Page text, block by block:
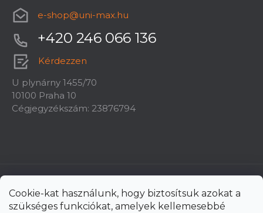
Cookie-kat használunk, hogy biztosítsuk azokat a
szükséges funkciókat, amelyek kellemesebbé
e-shop@uni-max.hu
+420 246 066 136
Kérdezzen
U plynárny 1455/70
10100 Praha 10
Cégjegyzékszám: 23876794